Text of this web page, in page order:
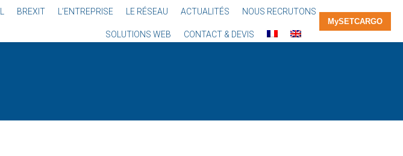
BREXIT L’ENTREPRISE LE RÉSEAU ACTUALITÉS NOUS RECRUTONS
SOLUTIONS WEB CONTACT & DEVIS
MySETCARGO